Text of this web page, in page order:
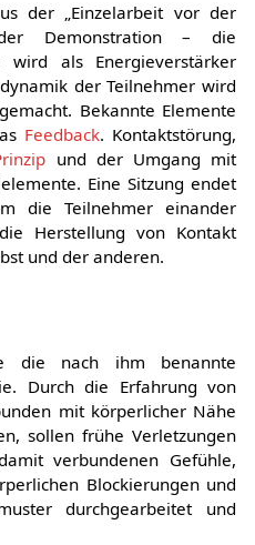
der „Einzelarbeit vor der
Demonstration – die
als Energieverstärker
der Teilnehmer wird
Bekannte Elemente
Feedback. Kontaktstörung,
und der Umgang mit
Eine Sitzung endet
die Teilnehmer einander
Herstellung von Kontakt
und der anderen.
die nach ihm benannte
Durch die Erfahrung von
mit körperlicher Nähe
sollen frühe Verletzungen
verbundenen Gefühle,
Blockierungen und
durchgearbeitet und